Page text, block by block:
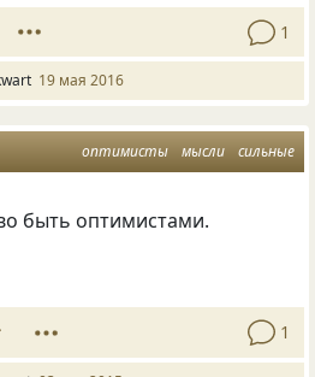
1
19 мая 2016
оптимисты мысли сильные
быть оптимистами.
1